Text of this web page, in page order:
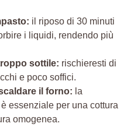
il riposo di 30 minuti
i liquidi, rendendo più
sottile: rischieresti di
e poco soffici.
il forno: la
essenziale per una cottura
omogenea.